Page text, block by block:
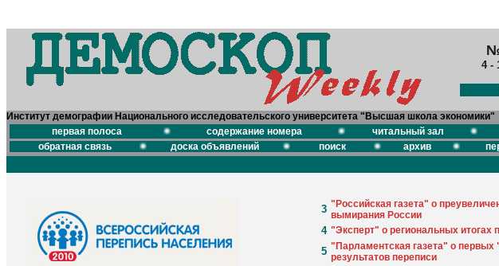
№
4 -
Институт демографии Национального исследовательского университета "Высшая школа экономики"
первая полоса
содержание номера читальный зал
обратная связь
доска объявлений поиск архив
3 "Российская газета" о
вымирания России
4 "Эксперт" о региональных итогах
5 "Парламентская газета" о
результатов переписи